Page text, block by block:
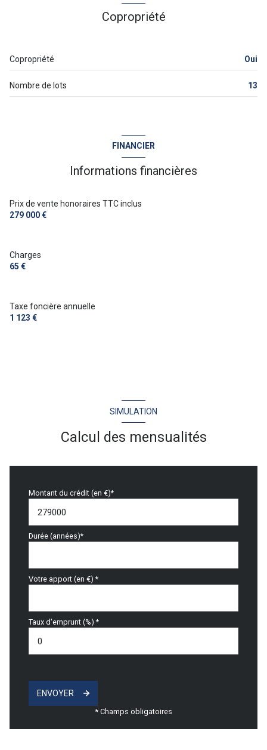
Copropriété
Copropriété Oui
Nombre de lots 13
FINANCIER
Informations financières
Prix de vente honoraires TTC inclus
279 000 €
Charges
65 €
Taxe foncière annuelle
1 123 €
SIMULATION
Calcul des mensualités
Montant du crédit (en €)*
Durée (années)*
Votre apport (en €) *
Taux d'emprunt (%) *
ENVOYER
* Champs obligatoires